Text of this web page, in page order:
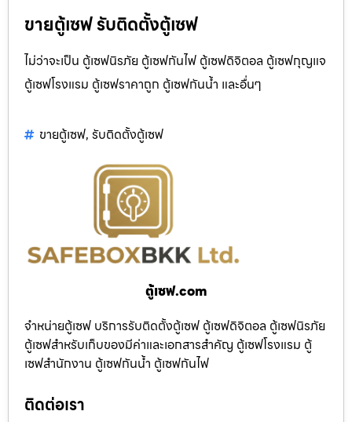
ขายตู้เซฟ รับติดตั้งตู้เซฟ
ไม่ว่าจะเป็น ตู้เซฟนิรภัย ตู้เซฟกันไฟ ตู้เซฟดิจิตอล ตู้เซฟกุญแจ
ตู้เซฟโรงแรม ตู้เซฟราคาถูก ตู้เซฟกันน้ำ และอื่นๆ
ขายตู้เซฟ, รับติดตั้งตู้เซฟ
ตู้เซฟ.com
จำหน่ายตู้เซฟ บริการรับติดตั้งตู้เซฟ ตู้เซฟดิจิตอล ตู้เซฟนิรภัย
ตู้เซฟสำหรับเก็บของมีค่าและเอกสารสำคัญ ตู้เซฟโรงแรม ตู้
เซฟสำนักงาน ตู้เซฟกันน้ำ ตู้เซฟกันไฟ
ติดต่อเรา